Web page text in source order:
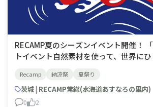
RECAMP夏のシーズンイベント開催！ 「🍉 うちわクラフ
トイベント自然素材を使って、世界に
要)」🎐🪲RECAMP夏のシーズンイベン
トは「納涼祭」。日本の夏、その暑さを
け継がれている「納涼」という風習は
Recamp 納涼祭 夏祭り
茨城 | RECAMP常総(水海道あすなろの里内)
0 2